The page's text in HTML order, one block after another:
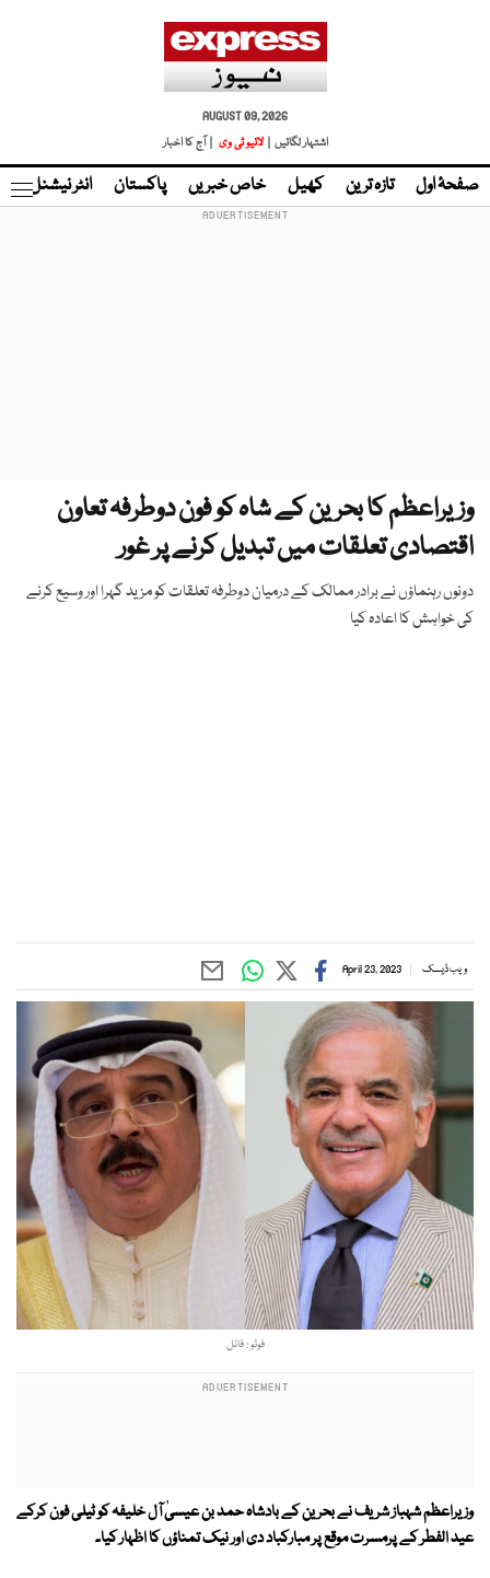
AUGUST 09, 2026
اشتہار لگائیں |
لائیو ٹی وی | آج کا اخبار
صفحۂ اول تازہ ترین کھیل خاص خبریں پاکستان انٹر نیشنل
وزیراعظم کا بحرین کے شاہ کو فون دوطرفہ تعاون
اقتصادی تعلقات میں تبدیل کرنے پر غور
دونوں رہنماؤں نے برادر ممالک کے درمیان دوطرفہ تعلقات کو مزید گہرا اور وسیع کرنے
کی خواہش کا اعادہ کیا
ویب ڈیسک April 23, 2023
فوٹو : فائل
وزیراعظم شہباز شریف نے بحرین کے بادشاہ حمد بن عیسیٰ آل خلیفہ کو ٹیلی فون کرکے
عید الفطر کے پرمسرت موقع پر مبارکباد دی اور نیک تمناؤں کا اظہار کیا۔